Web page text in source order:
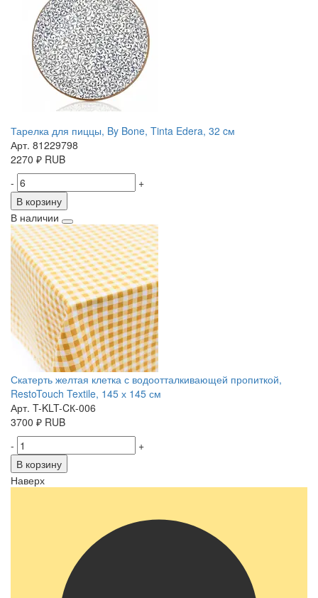
Тарелка для пиццы, By Bone, Tinta Edera, 32 cм
Арт. 81229798
2270 ₽ RUB
-
+
В корзину
В наличии
Скатерть желтая клетка с водоотталкивающей пропиткой,
RestoTouch Textile, 145 х 145 см
Арт. T-KLT-CК-006
3700 ₽ RUB
-
+
В корзину
Наверх